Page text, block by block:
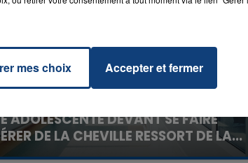
ADOLESCENTE DEVANT SE FAIRE
DE LA CHEVILLE RESSORT DE LA...
a porté plainte contre la clinique qui a
mes choix Accepter et fermer